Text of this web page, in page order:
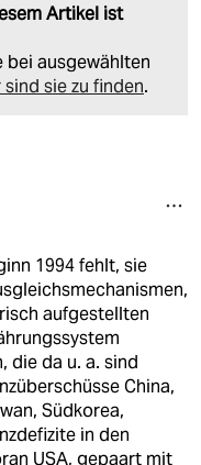
Artikel ist
ausgewählten
sind sie zu finden.
1994 fehlt, sie
aufgestellten
die da u. a. sind
China,
Südkorea,
in den
USA, gepaart mit